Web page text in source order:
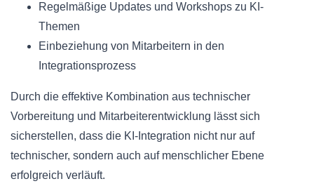
Regelmäßige Updates und Workshops zu KI-
Themen
Einbeziehung von Mitarbeitern in den
Integrationsprozess
Durch die effektive Kombination aus technischer
Vorbereitung und Mitarbeiterentwicklung lässt sich
sicherstellen, dass die KI-Integration nicht nur auf
technischer, sondern auch auf menschlicher Ebene
erfolgreich verläuft.